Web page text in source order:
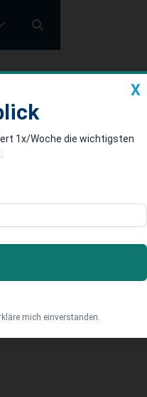
X
1x/Woche die wichtigsten
mich einverstanden.